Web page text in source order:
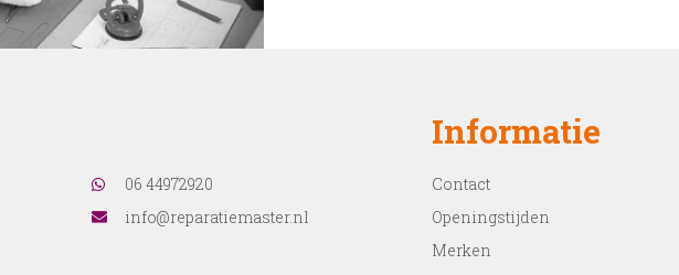
06 44972920
info@reparatiemaster.nl
Informatie
Contact
Openingstijden
Merken